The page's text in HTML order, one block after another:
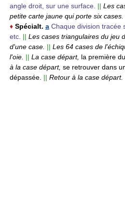
angle droit, sur une surface. || Les
petite carte jaune qui porte six cases.
♦ Spécialt. a Chaque division tracée
etc. || Les cases triangulaires du jeu
d'une case. || Les 64 cases de
l'oie. || La case départ, la première
à la case départ, se retrouver dans
dépassée. || Retour à la case départ.